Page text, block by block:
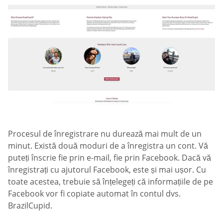
Procesul de înregistrare nu durează mai mult de un
minut. Există două moduri de a înregistra un cont. Vă
puteți înscrie fie prin e-mail, fie prin Facebook. Dacă vă
înregistrați cu ajutorul Facebook, este și mai ușor. Cu
toate acestea, trebuie să înțelegeți că informațiile de pe
Facebook vor fi copiate automat în contul dvs.
BrazilCupid.